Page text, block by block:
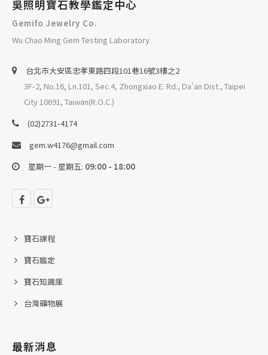
吳照明寶石教學鑑定中心
Gemifo Jewelry Co.
Wu Chao Ming Gem Testing Laboratory
台北巿大安區忠孝東路四段101巷16號3樓之2
3F-2, No.16, Ln.101, Sec.4, Zhongxiao E. Rd., Da'an Dist., Taipei
City 10691, Taiwan(R.O.C.)
(02)2731-4174
gem.w4176@gmail.com
星期一 - 星期五: 09:00 - 18:00
寶石課程
寶石鑑定
寶石知識庫
台灣礦物展
最新消息